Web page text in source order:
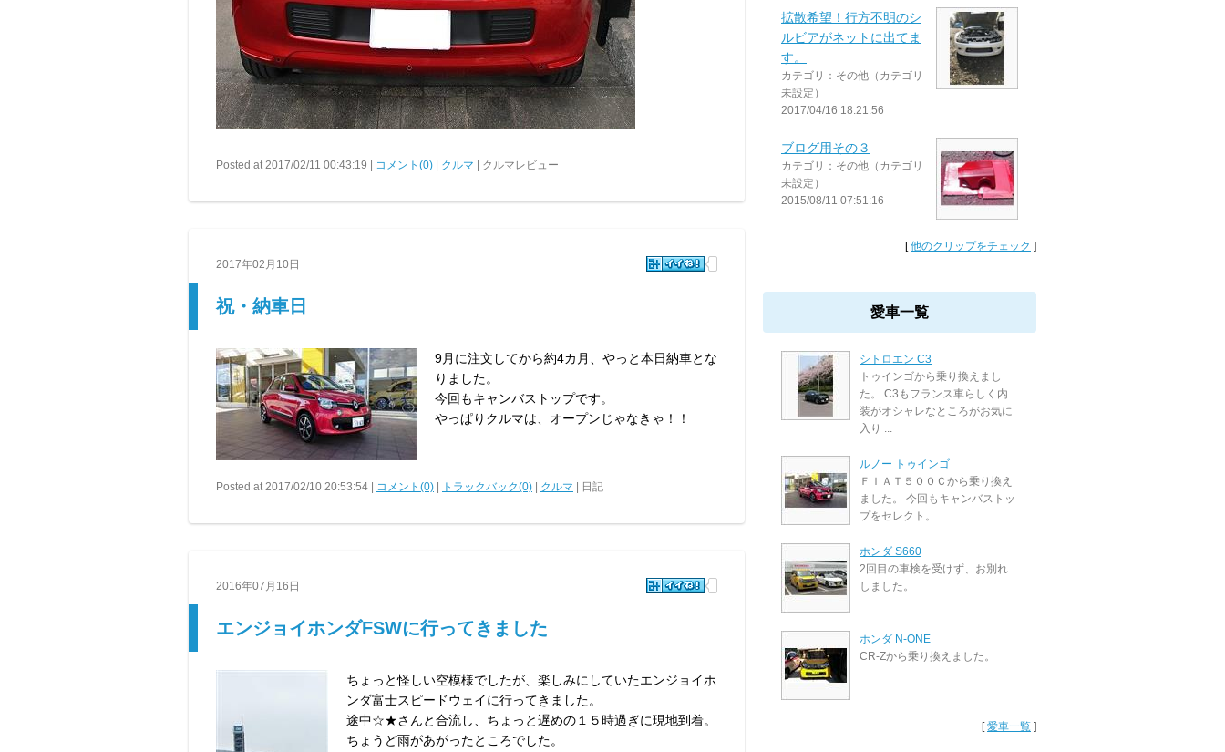
Posted at 2017/02/11 00:43:19 | コメント(0) クルマ | クルマレビュー
2017年02月10日
祝・納車日
9月に注文してから約4カ月、やっと本日納車とな
りました。
今回もキャンバストップです。
やっぱりクルマは、オープンじゃなきゃ！！
Posted at 2017/02/10 20:53:54 | コメント(0) トラックバック(0) クルマ | 日記
2016年07月16日
エンジョイホンダFSWに行ってきました
ちょっと怪しい空模様でしたが、楽しみにしていたエンジョイホ
ンダ富士スピードウェイに行ってきました。
途中☆★さんと合流し、ちょっと遅めの１５時過ぎに現地到着。
ちょうど雨があがったところでした。
拡散希望！行方不明のシ
ルビアがネットに出てま
す。
カテゴリ：その他（カテゴリ
未設定）
2017/04/16 18:21:56
ブログ用その３
カテゴリ：その他（カテゴリ
未設定）
2015/08/11 07:51:16
[他のクリップをチェック ]
愛車一覧
シトロエン C3
トゥインゴから乗り換えまし
た。 C3もフランス車らしく内
装がオシャレなところがお気に
入り ...
ルノー トゥインゴ
ＦＩＡＴ５００Ｃから乗り換え
ました。 今回もキャンバストッ
プをセレクト。
ホンダ S660
2回目の車検を受けず、お別れ
しました。
ホンダ N-ONE
CR-Zから乗り換えました。
[愛車一覧 ]